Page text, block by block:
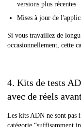
versions plus récentes
Mises à jour de
Si vous travaillez de
occasionnellement, cette
4. Kits de tests
avec de réels
Les kits ADN ne sont pas
catégorie “suffisamment